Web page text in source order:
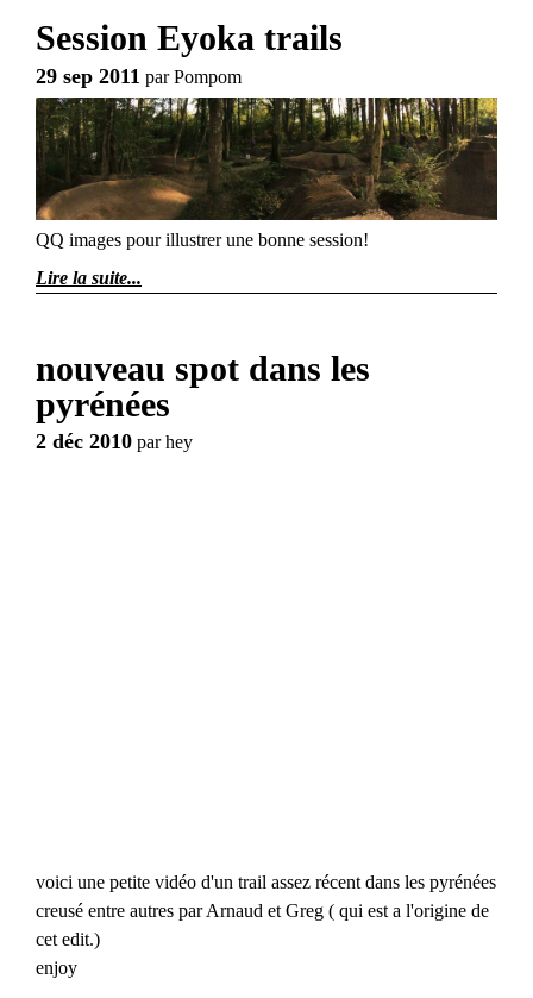
Session Eyoka trails
29 sep 2011 parPompom
QQ images pour illustrer une bonne session!
Lire la suite
nouveau spot dans les
pyrénées
2 déc 2010 parhey
voici une petite vidéo d'un trail assez récent dans les pyrénées
creusé entre autres par Arnaud et Greg ( qui est a l'origine de
cet edit.)
enjoy